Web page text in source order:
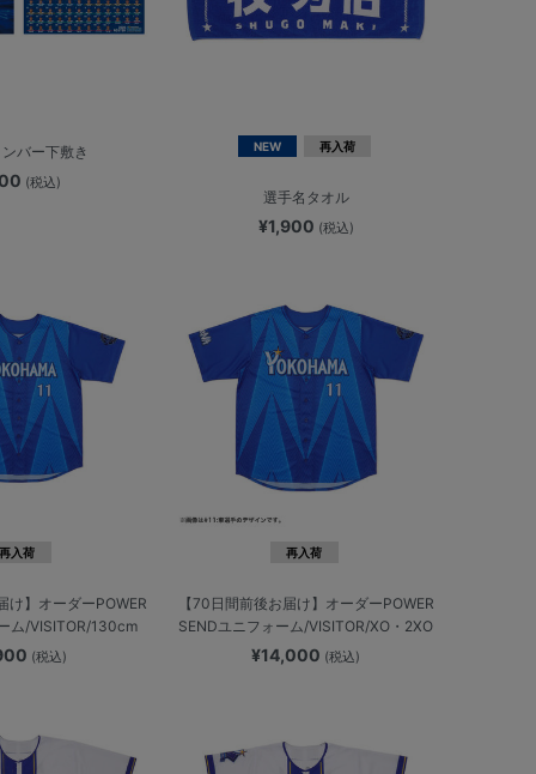
バー下敷き
(税込)
NEW 再入荷
選手名タオル
¥1,900 (税込)
再入荷
け】オーダーPOWER
ム/VISITOR/130cm
(税込)
再入荷
【70日間前後お届け】オーダーPOWER
SENDユニフォーム/VISITOR/XO・2XO
¥14,000 (税込)